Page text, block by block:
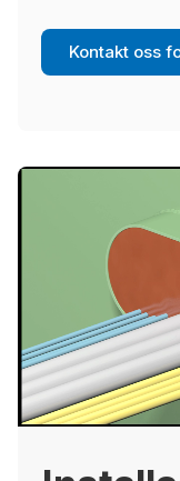
Kontakt oss